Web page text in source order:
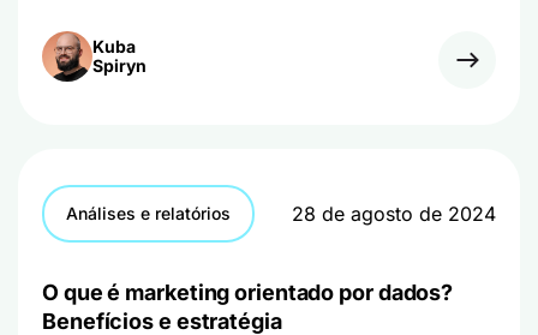
Kuba
Spiryn
Análises e relatórios 28 de agosto de 2024
O que é marketing orientado por dados?
Benefícios e estratégia